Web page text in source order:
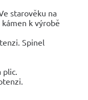
starověku na
k výrobě
Spinel